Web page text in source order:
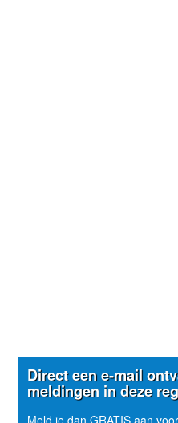
Direct een e-mail
meldingen in deze
Meld je dan GRATIS aan